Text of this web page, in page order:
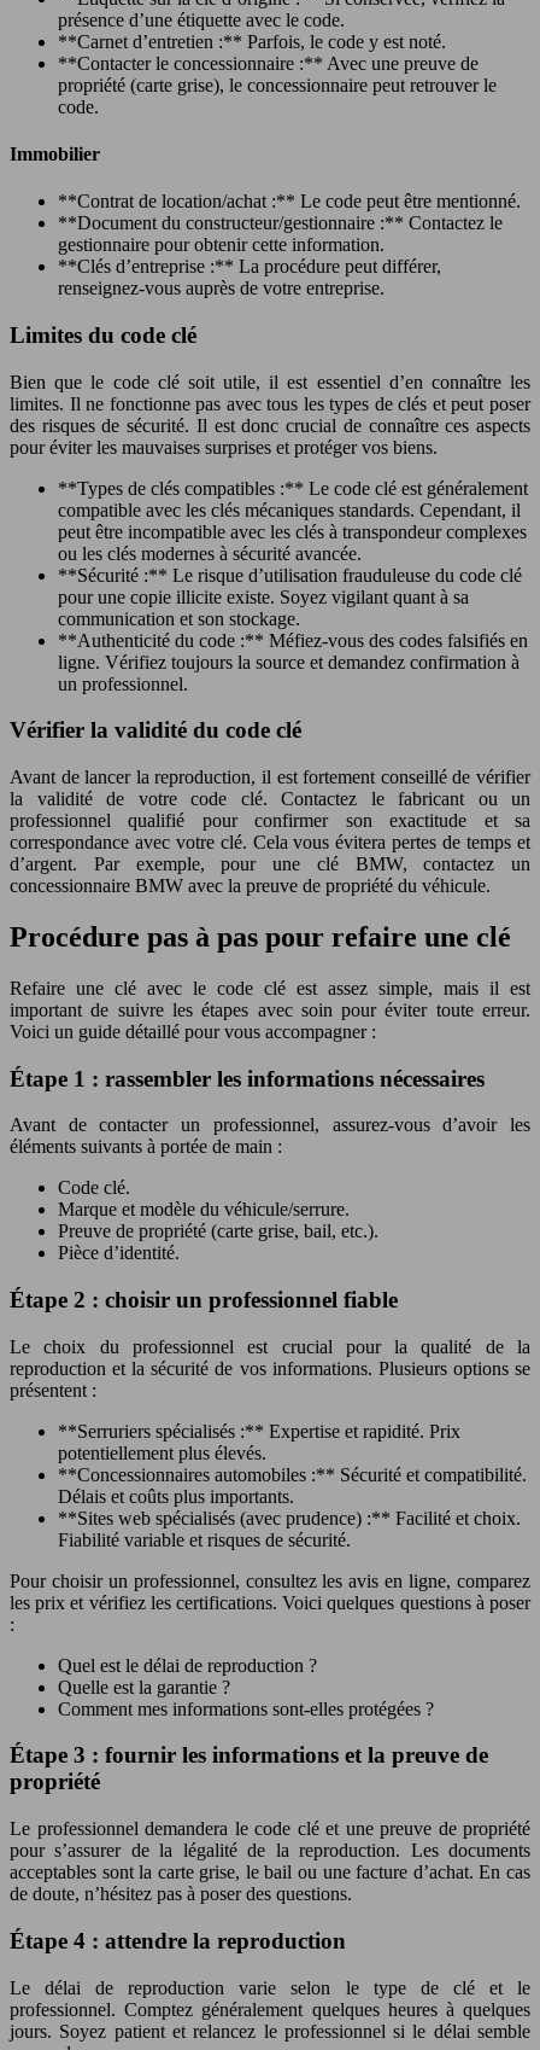
présence d’une étiquette avec le code.
**Carnet d’entretien :** Parfois, le code y est noté.
**Contacter le concessionnaire :** Avec une preuve de
propriété (carte grise), le concessionnaire peut retrouver le
code.
Immobilier
**Contrat de location/achat :** Le code peut être mentionné.
**Document du constructeur/gestionnaire :** Contactez le
gestionnaire pour obtenir cette information.
**Clés d’entreprise :** La procédure peut différer,
renseignez-vous auprès de votre entreprise.
Limites du code clé
Bien que le code clé soit utile, il est essentiel d’en connaître les
limites. Il ne fonctionne pas avec tous les types de clés et peut poser
des risques de sécurité. Il est donc crucial de connaître ces aspects
pour éviter les mauvaises surprises et protéger vos biens.
**Types de clés compatibles :** Le code clé est généralement
compatible avec les clés mécaniques standards. Cependant, il
peut être incompatible avec les clés à transpondeur complexes
ou les clés modernes à sécurité avancée.
**Sécurité :** Le risque d’utilisation frauduleuse du code clé
pour une copie illicite existe. Soyez vigilant quant à sa
communication et son stockage.
**Authenticité du code :** Méfiez-vous des codes falsifiés en
ligne. Vérifiez toujours la source et demandez confirmation à
un professionnel.
Vérifier la validité du code clé
Avant de lancer la reproduction, il est fortement conseillé de vérifier
la validité de votre code clé. Contactez le fabricant ou un
professionnel qualifié pour confirmer son exactitude et sa
correspondance avec votre clé. Cela vous évitera pertes de temps et
d’argent. Par exemple, pour une clé BMW, contactez un
concessionnaire BMW avec la preuve de propriété du véhicule.
Procédure pas à pas pour refaire une clé
Refaire une clé avec le code clé est assez simple, mais il est
important de suivre les étapes avec soin pour éviter toute erreur.
Voici un guide détaillé pour vous accompagner :
Étape 1 : rassembler les informations nécessaires
Avant de contacter un professionnel, assurez-vous d’avoir les
éléments suivants à portée de main :
Code clé.
Marque et modèle du véhicule/serrure.
Preuve de propriété (carte grise, bail, etc.).
Pièce d’identité.
Étape 2 : choisir un professionnel fiable
Le choix du professionnel est crucial pour la qualité de la
reproduction et la sécurité de vos informations. Plusieurs options se
présentent :
**Serruriers spécialisés :** Expertise et rapidité. Prix
potentiellement plus élevés.
**Concessionnaires automobiles :** Sécurité et compatibilité.
Délais et coûts plus importants.
**Sites web spécialisés (avec prudence) :** Facilité et choix.
Fiabilité variable et risques de sécurité.
Pour choisir un professionnel, consultez les avis en ligne, comparez
les prix et vérifiez les certifications. Voici quelques questions à poser
:
Quel est le délai de reproduction ?
Quelle est la garantie ?
Comment mes informations sont-elles protégées ?
Étape 3 : fournir les informations et la preuve de
propriété
Le professionnel demandera le code clé et une preuve de propriété
pour s’assurer de la légalité de la reproduction. Les documents
acceptables sont la carte grise, le bail ou une facture d’achat. En cas
de doute, n’hésitez pas à poser des questions.
Étape 4 : attendre la reproduction
Le délai de reproduction varie selon le type de clé et le
professionnel. Comptez généralement quelques heures à quelques
jours. Soyez patient et relancez le professionnel si le délai semble